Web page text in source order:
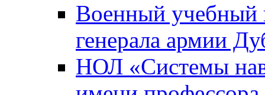
Военный учебный
генерала армии
НОЛ «Системы